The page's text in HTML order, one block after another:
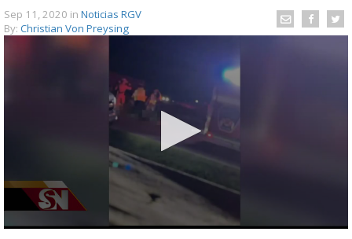
Sep 11, 2020 in Noticias RGV
By: Christian Von Preysing